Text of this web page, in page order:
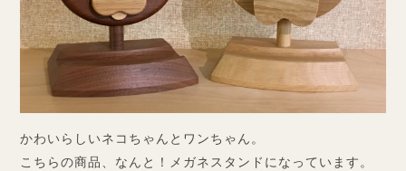
かわいらしいネコちゃんとワンちゃん。
こちらの商品、なんと！メガネスタンドになっています。